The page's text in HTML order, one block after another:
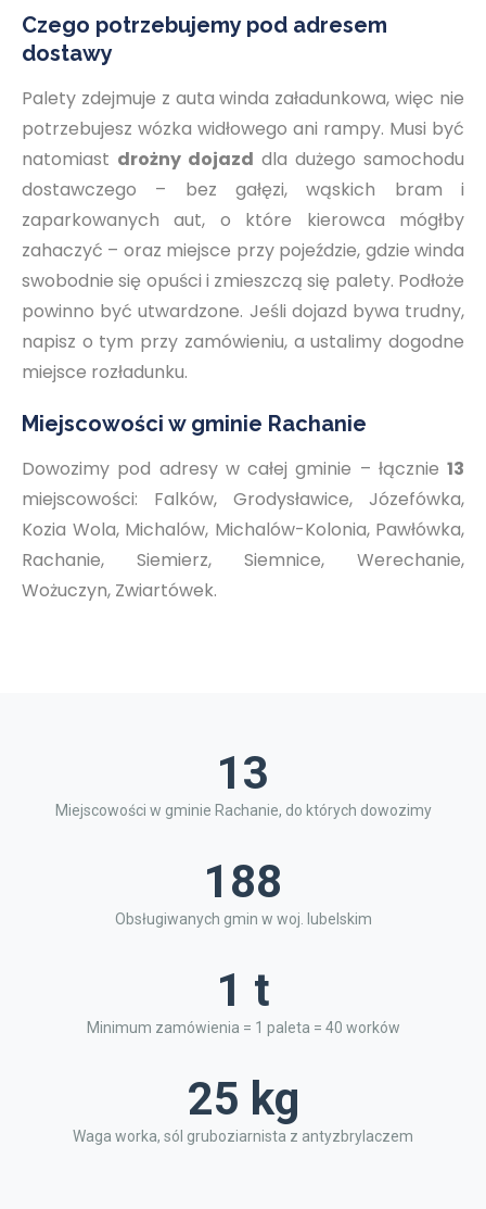
Czego potrzebujemy pod adresem
dostawy
Palety zdejmuje z auta winda załadunkowa, więc nie
potrzebujesz wózka widłowego ani rampy. Musi być
natomiast drożny dojazd dla dużego samochodu
dostawczego – bez gałęzi, wąskich bram i
zaparkowanych aut, o które kierowca mógłby
zahaczyć – oraz miejsce przy pojeździe, gdzie winda
swobodnie się opuści i zmieszczą się palety. Podłoże
powinno być utwardzone. Jeśli dojazd bywa trudny,
napisz o tym przy zamówieniu, a ustalimy dogodne
miejsce rozładunku.
Miejscowości w gminie Rachanie
Dowozimy pod adresy w całej gminie – łącznie 13
miejscowości: Falków, Grodysławice, Józefówka,
Kozia Wola, Michalów, Michalów-Kolonia, Pawłówka,
Rachanie, Siemierz, Siemnice, Werechanie,
Wożuczyn, Zwiartówek.
13
Miejscowości w gminie Rachanie, do których dowozimy
188
Obsługiwanych gmin w woj. lubelskim
1 t
Minimum zamówienia = 1 paleta = 40 worków
25 kg
Waga worka, sól gruboziarnista z antyzbrylaczem